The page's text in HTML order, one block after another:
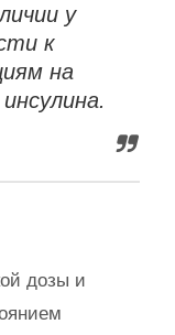
у
к
на
дозы и